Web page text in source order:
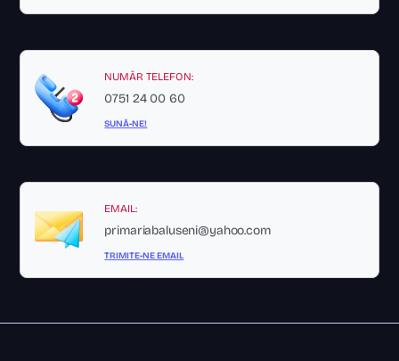
NUMĂR TELEFON:
0751 24 00 60
SUNĂ-NE!
EMAIL:
primariabaluseni@yahoo.com
TRIMITE-NE EMAIL